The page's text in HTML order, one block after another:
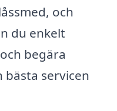
och
du enkelt
begära
servicen